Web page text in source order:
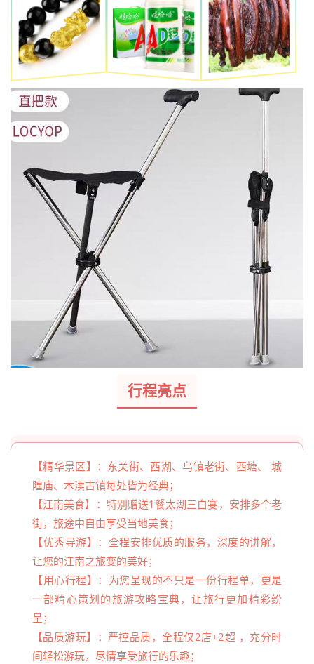
行程亮点
【精华景区】：东关街、西湖、乌镇老街、西塘、 城
隍庙、木渎古镇每处皆为经典；
【江南美食】：特别赠送1餐太湖三白宴，安排多个老
街，旅途中自由享受当地美食；
【优秀导游】：全程安排优质的服务，深度的讲解，
让您的江南之旅变的美好；
【用心行程】：为您呈现的不只是一份行程单，更是
一部精心策划的旅游攻略宝典，让旅行更加精彩纷
呈；
【品质游玩】：严控品质，全程仅2店+2超 ，充分时
间轻松游玩，尽情享受旅行的乐趣；